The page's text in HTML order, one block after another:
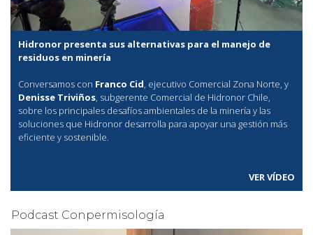
Hidronor presenta sus alternativas para el manejo de
residuos en minería
Conversamos con Franco Cid, ejecutivo Comercial Zona Norte, y
Denisse Triviños, subgerente Comercial de Hidronor Chile,
sobre los principales desafíos ambientales de la minería y las
soluciones que Hidronor desarrolla para apoyar una gestión más
eficiente y sostenible.
VER VÍDEO
Podcast Conpermisología